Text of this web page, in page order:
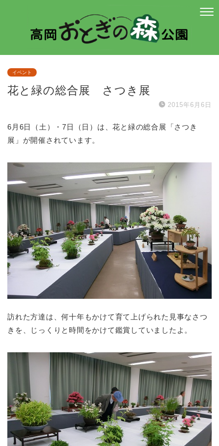
イベント
花と緑の総合展 さつき展
2015年6月6日
6月6日（土）・7日（日）は、花と緑の総合展「さつき
展」が開催されています。
訪れた方達は、何十年もかけて育て上げられた見事なさつ
きを、じっくりと時間をかけて鑑賞していましたよ。